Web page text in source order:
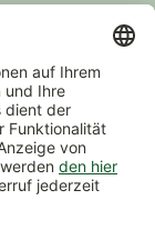
zzgl.Versand
Gutscheine und